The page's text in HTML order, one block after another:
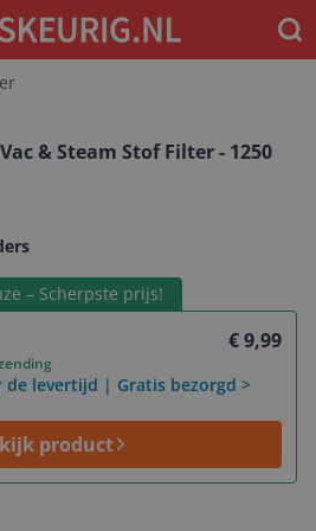
& Steam Stof Filter - 1250
– Scherpste prijs!
€ 9,99
de levertijd | Gratis bezorgd >
product